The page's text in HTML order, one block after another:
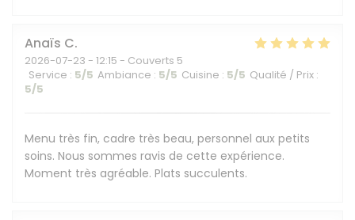
Anaïs C
2026-07-23 - 12:15 - Couverts 5
Service : 5/5 Ambiance : 5/5 Cuisine : 5/5 Qualité / Prix :
5/5
Menu très fin, cadre très beau, personnel aux petits
soins. Nous sommes ravis de cette expérience.
Moment très agréable. Plats succulents.